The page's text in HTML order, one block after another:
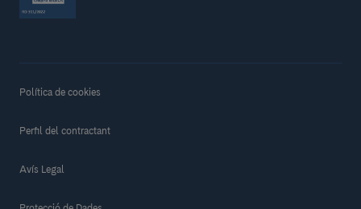
Política de cookies
Perfil del contractant
Avís Legal